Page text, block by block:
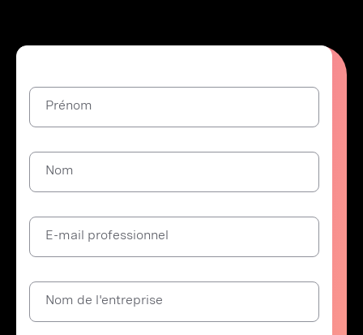
Prénom
Nom
E-mail professionnel
Nom de l'entreprise